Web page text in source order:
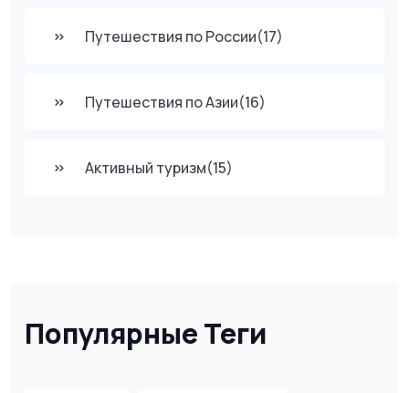
Путешествия по России(17)
Путешествия по Азии(16)
Активный туризм(15)
Популярные Теги